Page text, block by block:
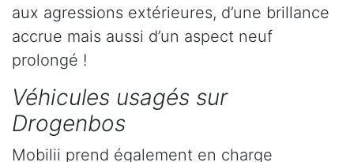
aux agressions extérieures, d’une brillance
accrue mais aussi d’un aspect neuf
prolongé !
Véhicules usagés sur
Drogenbos
Mobilii prend également en charge